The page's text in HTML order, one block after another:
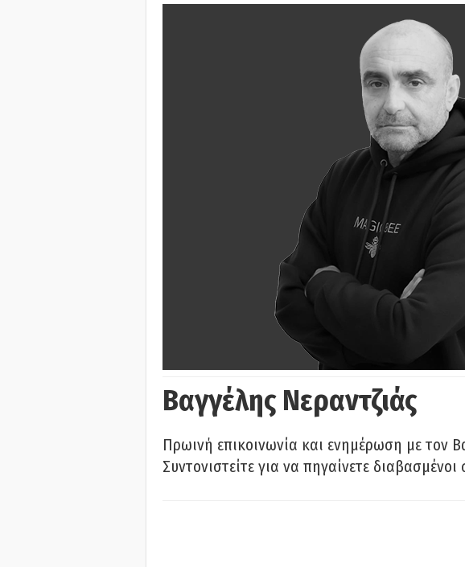
Βαγγέλης Νεραντζιάς
Πρωινή επικοινωνία και ενημέρωση με τον
Συντονιστείτε για να πηγαίνετε διαβασμένοι